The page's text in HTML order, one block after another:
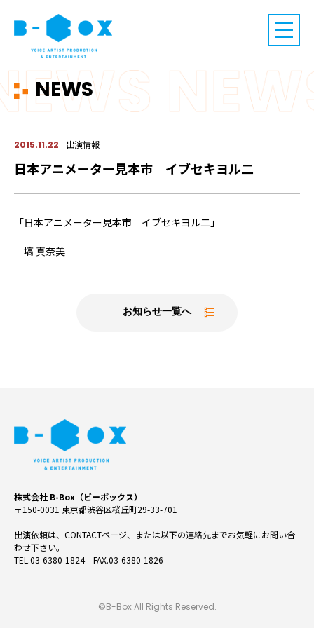
NEWS
2015.11.22 出演情報
日本アニメーター見本市 イブセキヨル二
「日本アニメーター見本市 イブセキヨル二」
塙 真奈美
お知らせ一覧へ
株式会社 B-Box（ビーボックス）
〒150-0031 東京都渋谷区桜丘町29-33-701
出演依頼は、CONTACTページ、または以下の連絡先までお気軽にお問い合
わせ下さい。
TEL.03-6380-1824 FAX.03-6380-1826
©B-Box All Rights Reserved.